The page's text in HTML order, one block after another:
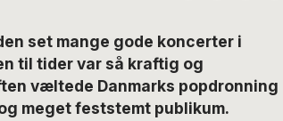
set mange gode koncerter i
til tider var så kraftig og
væltede Danmarks popdronning
meget feststemt publikum.